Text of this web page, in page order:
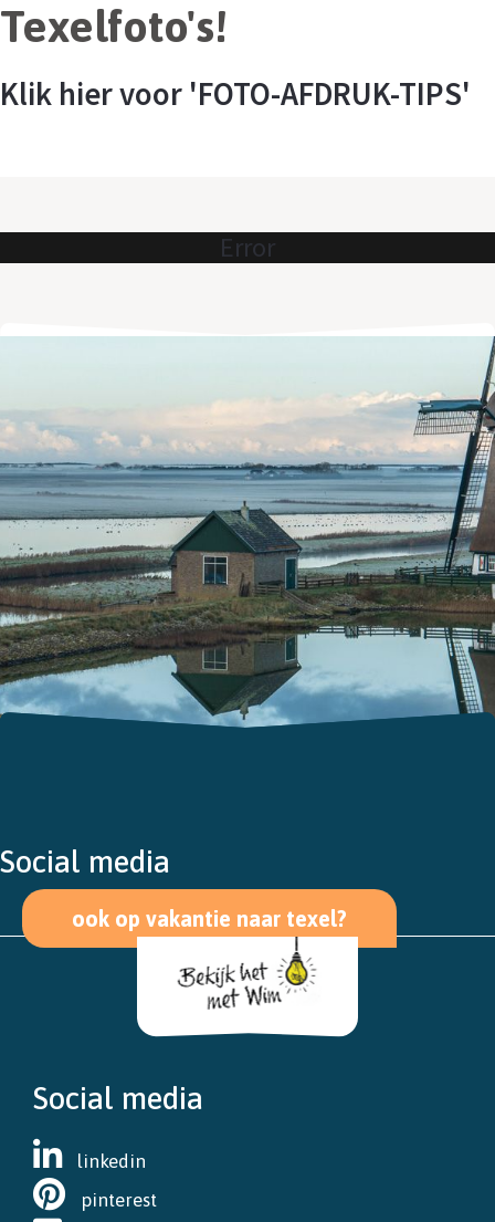
Texelfoto's!
Klik hier voor 'FOTO-AFDRUK-TIPS'
Error
Social media
ook op vakantie naar texel?
Social media
linkedin
pinterest